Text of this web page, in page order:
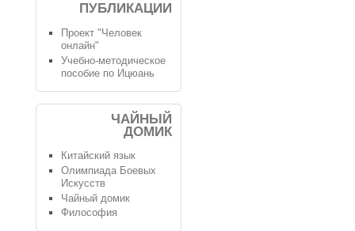
ПУБЛИКАЦИИ
Проект "Человек
онлайн"
Учебно-методическое
пособие по Ицюань
ЧАЙНЫЙ
ДОМИК
Китайский язык
Олимпиада Боевых
Искусств
Чайный домик
Философия